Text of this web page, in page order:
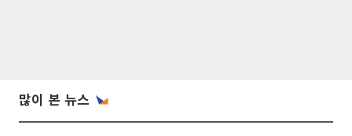
많이 본 뉴스